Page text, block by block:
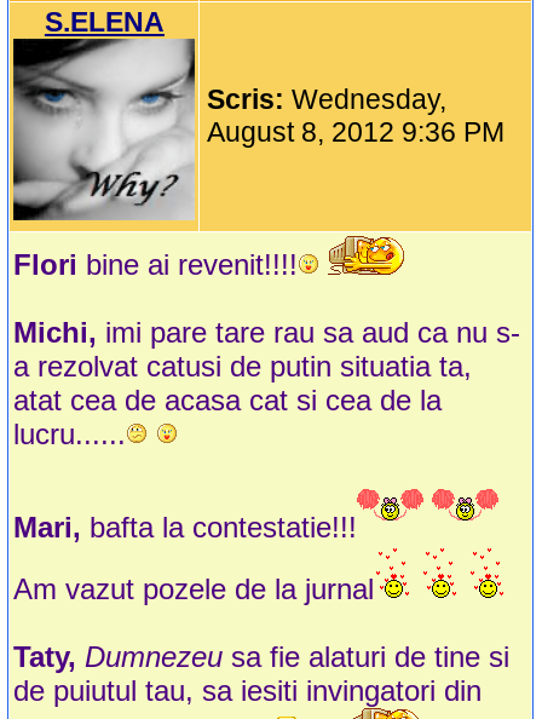
S.ELENA
Scris:Wednesday,
August 8, 2012 9:36 PM
Flori bine ai revenit!!!!
Michi, imi pare tare rau sa aud ca nu s-
a rezolvat catusi de putin situatia ta,
atat cea de acasa cat si cea de la
lucru......
Mari, bafta la contestatie!!!
Am vazut pozele de la jurnal
Taty, Dumnezeu sa fie alaturi de tine si
de puiutul tau, sa iesiti invingatori din